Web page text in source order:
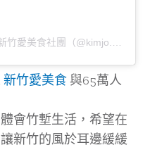
團（@kimjo.food.hsinchu）分享的貼文
新竹愛美食與65萬人
會竹塹生活，希望在
新竹的風於耳邊緩緩